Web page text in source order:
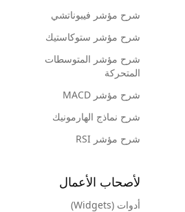
شرح مؤشر فيبوناتشي
شرح مؤشر ستوكاستيك
شرح مؤشر المتوسطات
المتحركة
شرح مؤشر MACD
شرح نماذج الهارمونيك
شرح مؤشر RSI
لأصحاب الأعمال
أدوات (Widgets)